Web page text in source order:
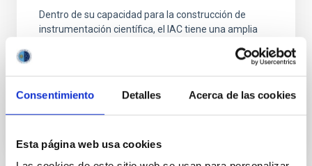
Consentimiento Detalles Acerca de las cookies
Esta página web usa cookies
Dentro de su capacidad para la construcción de
instrumentación científica, el IAC tiene una amplia
electrónicos en general y especialmente para
instrumentos y dispositivos astronómicos.